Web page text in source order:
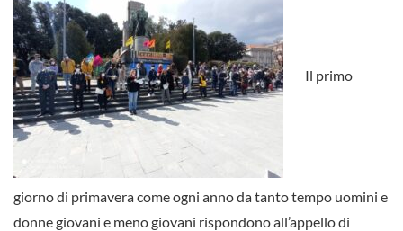
Il primo
giorno di primavera come ogni anno da tanto tempo uomini e
donne giovani e meno giovani rispondono all’appello di